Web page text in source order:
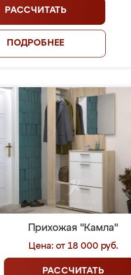
РАССЧИТАТЬ
ПОДРОБНЕЕ
Прихожая "Камла"
Цена: от 18 000 руб.
РАССЧИТАТЬ